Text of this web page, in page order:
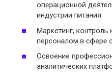
операционной
индустрии питания
Маркетинг, контроль
персоналом в сфере
Освоение
аналитических